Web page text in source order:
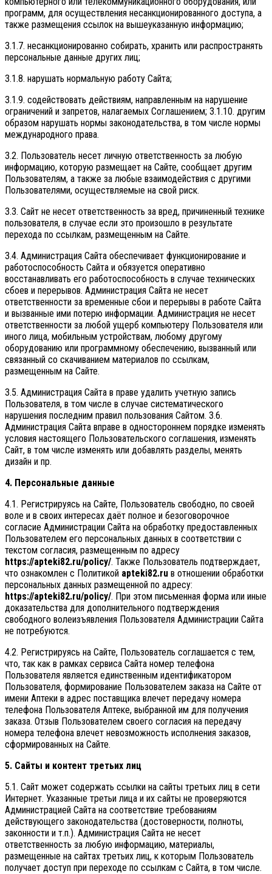
программ, для осуществления несанкционированного доступа, а
также размещения ссылок на вышеуказанную информацию;
3.1.7. несанкционированно собирать, хранить или распространять
персональные данные других лиц;
3.1.8. нарушать нормальную работу Сайта;
3.1.9. содействовать действиям, направленным на нарушение
ограничений и запретов, налагаемых Соглашением; 3.1.10. другим
образом нарушать нормы законодательства, в том числе нормы
международного права.
3.2. Пользователь несет личную ответственность за любую
информацию, которую размещает на Сайте, сообщает другим
Пользователям, а также за любые взаимодействия с другими
Пользователями, осуществляемые на свой риск.
3.3. Сайт не несет ответственность за вред, причиненный технике
пользователя, в случае если это произошло в результате
перехода по ссылкам, размещенным на Сайте.
3.4. Администрация Сайта обеспечивает функционирование и
работоспособность Сайта и обязуется оперативно
восстанавливать его работоспособность в случае технических
сбоев и перерывов. Администрация Сайта не несет
ответственности за временные сбои и перерывы в работе Сайта
и вызванные ими потерю информации. Администрация не несет
ответственности за любой ущерб компьютеру Пользователя или
иного лица, мобильным устройствам, любому другому
оборудованию или программному обеспечению, вызванный или
связанный со скачиванием материалов по ссылкам,
размещенным на Сайте.
3.5. Администрация Сайта в праве удалить учетную запись
Пользователя, в том числе в случае систематического
нарушения последним правил пользования Сайтом. 3.6.
Администрация Сайта вправе в одностороннем порядке изменять
условия настоящего Пользовательского соглашения, изменять
Сайт, в том числе изменять или добавлять разделы, менять
дизайн и пр.
4. Персональные данные
4.1. Регистрируясь на Сайте, Пользователь свободно, по своей
воле и в своих интересах даёт полное и безоговорочное
согласие Администрации Сайта на обработку предоставленных
Пользователем его персональных данных в соответствии с
текстом согласия, размещенным по адресу
https://apteki82.ru/policy/. Также Пользователь подтверждает,
что ознакомлен с Политикой apteki82.ru в отношении обработки
персональных данных размещенной по адресу:
https://apteki82.ru/policy/. При этом письменная форма или иные
доказательства для дополнительного подтверждения
свободного волеизъявления Пользователя Администрации Сайта
не потребуются.
4.2. Регистрируясь на Сайте, Пользователь соглашается с тем,
что, так как в рамках сервиса Сайта номер телефона
Пользователя является единственным идентификатором
Пользователя, формирование Пользователем заказа на Сайте от
имени Аптеки в адрес поставщика влечет передачу номера
телефона Пользователя Аптеке, выбранной им для получения
заказа. Отзыв Пользователем своего согласия на передачу
номера телефона влечет невозможность исполнения заказов,
сформированных на Сайте.
5. Сайты и контент третьих лиц
5.1. Сайт может содержать ссылки на сайты третьих лиц в сети
Интернет. Указанные третьи лица и их сайты не проверяются
Администрацией Сайта на соответствие требованиям
действующего законодательства (достоверности, полноты,
законности и т.п.). Администрация Сайта не несет
ответственность за любую информацию, материалы,
размещенные на сайтах третьих лиц, к которым Пользователь
получает доступ при переходе по ссылкам с Сайта, в том числе.